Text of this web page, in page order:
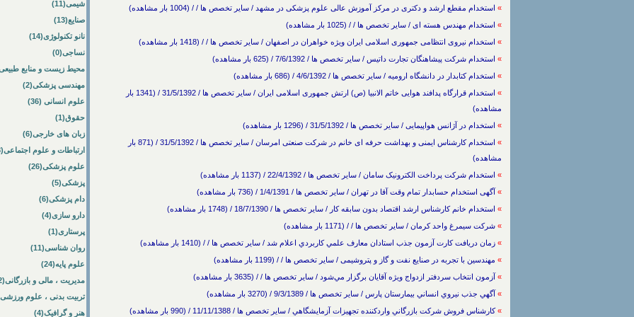
» استخدام مقطع ارشد و دکتری در مرکز آموزش عالی علوم پزشکی در مشهد / سایر تخصص ها / / (1004 بار مشاهده)
» استخدام مهندس هسته ای / سایر تخصص ها / / (1025 بار مشاهده)
» استخدام نیروی انتظامی جمهوری اسلامی ایران ویژه خواهران در اصفهان / سایر تخصص ها / / (1418 بار مشاهده)
» استخدام شرکت پیشاهنگان تجارت داتیس / سایر تخصص ها / 7/6/1392 / (625 بار مشاهده)
» استخدام کتابدار در دانشگاه ارومیه / سایر تخصص ها / 4/6/1392 / (686 بار مشاهده)
»
استخدام قرارگاه پدافند هوایی خاتم الانبیا (ص) ارتش جمهوری اسلامی ایران / سایر تخصص ها / 31/5/1392 / (1341 بار
مشاهده)
» استخدام در آژانس هواپیمایی / سایر تخصص ها / 31/5/1392 / (1296 بار مشاهده)
»
استخدام کارشناس ایمنی و بهداشت حرفه ای خانم در شرکت صنعتی امرسان / سایر تخصص ها / 31/5/1392 / (871 بار
مشاهده)
» استخدام شرکت پرداخت الکترونیک سامان / سایر تخصص ها / 22/4/1392 / (1137 بار مشاهده)
» آگهی استخدام حسابدار تمام وقت آقا در تهران / سایر تخصص ها / 1/4/1391 / (736 بار مشاهده)
» استخدام خانم كارشناس ارشد اقتصاد بدون سابقه کار / سایر تخصص ها / 18/7/1390 / (1748 بار مشاهده)
» شركت سيمرغ واحد كرمان / سایر تخصص ها / / (1171 بار مشاهده)
» زمان دريافت كارت آزمون جذب استادان معارف علمي كاربردي اعلام شد / سایر تخصص ها / / (1410 بار مشاهده)
» مهندسین با تجربه در صنایع نفت و گاز و پتروشیمی / سایر تخصص ها / / (1199 بار مشاهده)
» آزمون انتخاب سردفتر ازدواج ويژه آقايان برگزار مي‌شود / سایر تخصص ها / / (3635 بار مشاهده)
» آگهي جذب نيروي انساني بيمارستان پارس / سایر تخصص ها / 9/3/1389 / (3270 بار مشاهده)
»كارشناس فروش شركت بازرگاني واردكننده تجهيزات آزمايشگاهي / سایر تخصص ها / 11/11/1388 / (990 بار مشاهده)
شیمی(11)
صنایع(13)
نانو تکنولوژی(14)
نساجی(0)
محیط زیست و منابع
مهندسی پزشکی(2)
علوم انسانی (36)
حقوق(1)
زبان های خارجی(6)
ارتباطات و علوم اجتماعی(8)
علوم پزشکی(26)
پزشکی(5)
دام پزشکی(6)
دارو سازی(4)
پرستاری(1)
روان شناسی(11)
علوم پایه(24)
مدیریت ، مالی و بازرگانی(52)
تربیت بدنی ، علوم
هنر و گرافیک(4)